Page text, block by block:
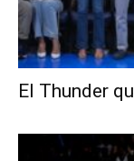
El Thunder